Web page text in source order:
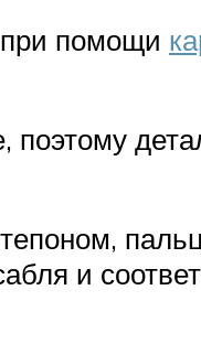
помощи
поэтому
и